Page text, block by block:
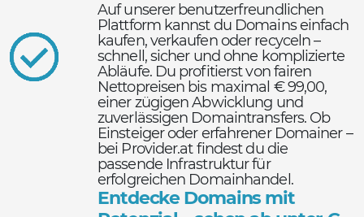
Auf unserer benutzerfreundlichen
Plattform kannst du Domains einfach
kaufen, verkaufen oder recyceln –
schnell, sicher und ohne komplizierte
Abläufe. Du profitierst von fairen
Nettopreisen bis maximal € 99,00,
einer zügigen Abwicklung und
zuverlässigen Domaintransfers. Ob
Einsteiger oder erfahrener Domainer –
bei Provider.at findest du die
passende Infrastruktur für
erfolgreichen Domainhandel.
Entdecke Domains mit